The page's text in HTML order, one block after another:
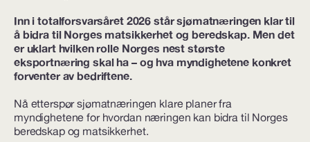
Inn i totalforsvarsåret 2026 står sjømatnæringen klar til
å bidra til Norges matsikkerhet og beredskap. Men det
er uklart hvilken rolle Norges nest største
eksportnæring skal ha – og hva myndighetene konkret
forventer av bedriftene.
Nå etterspør sjømatnæringen klare planer fra
myndighetene for hvordan næringen kan bidra til Norges
beredskap og matsikkerhet.